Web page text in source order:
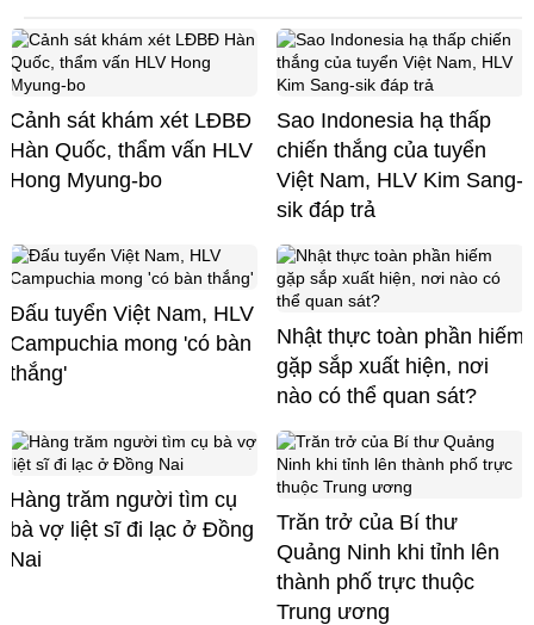
Cảnh sát khám xét LĐBĐ
Hàn Quốc, thẩm vấn HLV
Hong Myung-bo
Sao Indonesia hạ thấp
chiến thắng của tuyển
Việt Nam, HLV Kim Sang-
sik đáp trả
Đấu tuyển Việt Nam, HLV
Campuchia mong 'có bàn
thắng'
Nhật thực toàn phần hiếm
gặp sắp xuất hiện, nơi
nào có thể quan sát?
Hàng trăm người tìm cụ
bà vợ liệt sĩ đi lạc ở Đồng
Nai
Trăn trở của Bí thư
Quảng Ninh khi tỉnh lên
thành phố trực thuộc
Trung ương